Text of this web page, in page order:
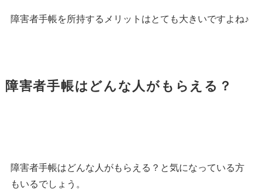
障害者手帳を所持するメリットはとても大きいですよね♪
障害者手帳はどんな人がもらえる？
障害者手帳はどんな人がもらえる？と気になっている方
もいるでしょう。